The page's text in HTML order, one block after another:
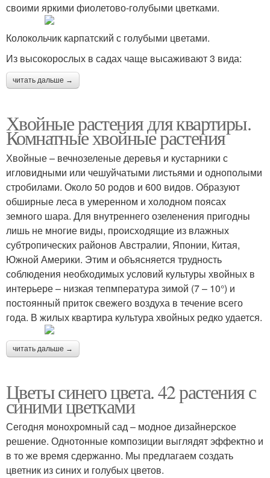
своими яркими фиолетово-голубыми цветками.
Колокольчик карпатский с голубыми цветами.
Из высокорослых в садах чаще высаживают 3 вида:
читать дальше →
Хвойные растения для квартиры.
Комнатные хвойные растения
Хвойные – вечнозеленые деревья и кустарники с
игловидными или чешуйчатыми листьями и однополыми
стробилами. Около 50 родов и 600 видов. Образуют
обширные леса в умеренном и холодном поясах
земного шара. Для внутреннего озеленения пригодны
лишь не многие виды, происходящие из влажных
субтропических районов Австралии, Японии, Китая,
Южной Америки. Этим и объясняется трудность
соблюдения необходимых условий культуры хвойных в
интерьере – низкая тепмпература зимой (7 – 10°) и
постоянный приток свежего воздуха в течение всего
года. В жилых квартира культура хвойных редко удается.
читать дальше →
Цветы синего цвета. 42 растения с
синими цветками
Сегодня монохромный сад – модное дизайнерское
решение. Однотонные композиции выглядят эффектно и
в то же время сдержанно. Мы предлагаем создать
цветник из синих и голубых цветов.